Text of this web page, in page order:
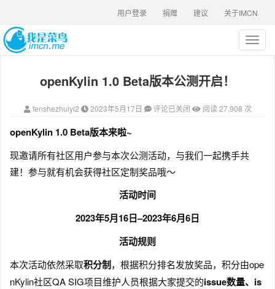
关于IMCN
建议
捐赠
用户登录
T
o
openKylin 1.0 Beta版本公测开启！
fenshezhuiyi2 2023年5月17日 评论已关闭 阅读 27,908 次
openKylin 1.0 Beta版本来啦~
现邀请所有社区用户参与本次公测活动，与我们一起携手共
建！参与就有机会获得社区定制奖品哦～
活动时间
2023年5月16日–2023年6月6日
活动规则
本次活动依然采取积分制，根据积分排名发放奖品，积分由ope
nKylin社区QA SIG项目维护人员根据大家提交的issue数量、is